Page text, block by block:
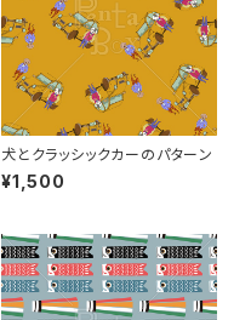
犬とクラッシックカーのパターン
¥1,500